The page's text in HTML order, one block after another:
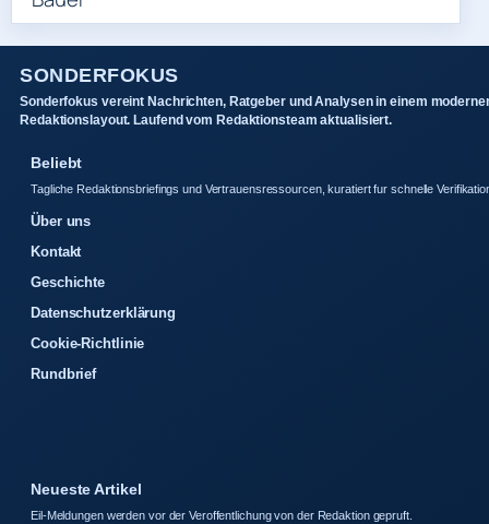
SONDERFOKUS
Sonderfokus vereint Nachrichten, Ratgeber und Analysen in einem
Redaktionslayout. Laufend vom Redaktionsteam aktualisiert.
Beliebt
Tagliche Redaktionsbriefings und Vertrauensressourcen, kuratiert fur schnelle
Über uns
Kontakt
Geschichte
Datenschutzerklärung
Cookie-Richtlinie
Rundbrief
Neueste Artikel
Eil-Meldungen werden vor der Veroffentlichung von der Redaktion gepruft.